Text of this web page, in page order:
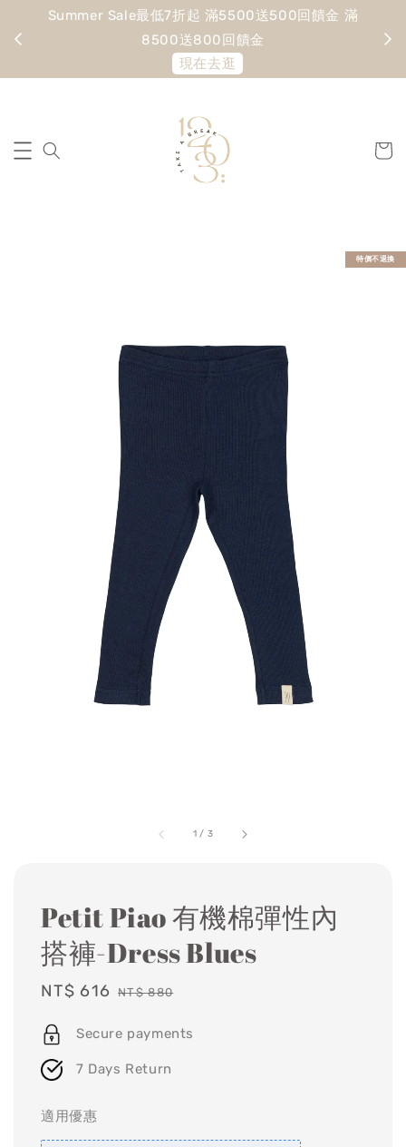
Summer Sale最低7折起 滿5500送500回饋金 滿
8500送800回饋金
現在去逛
1 / 3
特價不退換
Petit Piao 有機棉彈性內
搭褲-Dress Blues
Sale
NT$ 616 Regular
NT$ 880
Secure payments
7 Days Return
適用優惠